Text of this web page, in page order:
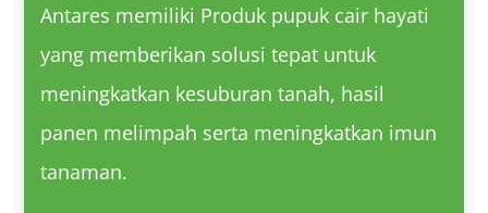
Antares memiliki Produk pupuk cair hayati
yang memberikan solusi tepat untuk
meningkatkan kesuburan tanah, hasil
panen melimpah serta meningkatkan imun
tanaman.